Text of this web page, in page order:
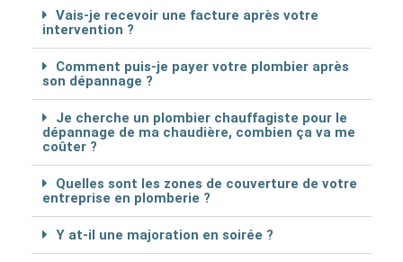
Vais-je recevoir une facture après votre
intervention ?
Comment puis-je payer votre plombier après
son dépannage ?
Je cherche un plombier chauffagiste pour le
dépannage de ma chaudière, combien ça va me
coûter ?
Quelles sont les zones de couverture de votre
entreprise en plomberie ?
Y at-il une majoration en soirée ?